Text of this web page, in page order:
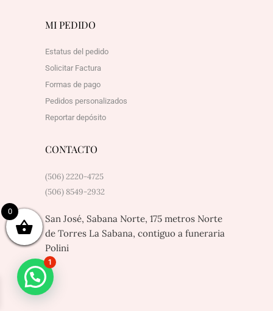
MI PEDIDO
Estatus del pedido
Solicitar Factura
Formas de pago
Pedidos personalizados
Reportar depósito
CONTACTO
(506) 2220-4725
(506) 8549-2932
San José, Sabana Norte, 175 metros Norte
de Torres La Sabana, contiguo a funeraria
Polini
0
1